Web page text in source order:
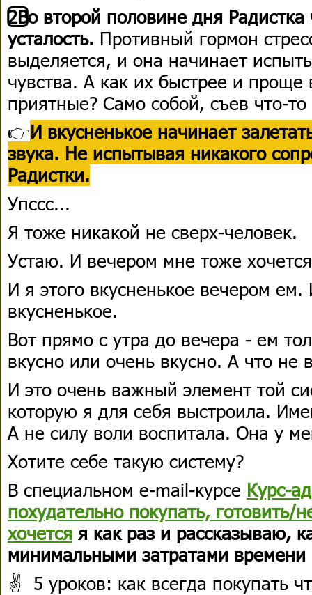
2️⃣Во второй половине дня
усталость. Противный гормон
выделяется, и она начинает
чувства. А как их быстрее и проще
приятные? Само собой, съев что-то
👉И вкусненькое начинает
звука. Не испытывая никакого
Радистки.
Упссс...
Я тоже никакой не сверх-человек.
Устаю. И вечером мне тоже
И я этого вкусненькое вечером
вкусненькое.
Вот прямо с утра до вечера - ем
вкусно или очень вкусно. А что не
И это очень важный элемент той
которую я для себя выстроила.
А не силу воли воспитала. Она у
Хотите себе такую систему?
В специальном e-mail-курсе Курс-
похудательно покупать, готовить/
хочется я как раз и рассказываю,
минимальными затратами времени
✌️ 5 уроков: как всегда покупать